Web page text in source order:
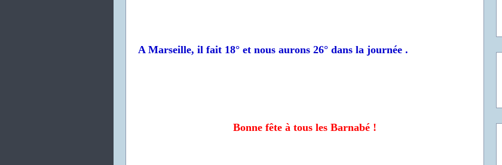
A Marseille, il fait 18° et nous aurons 26° dans la journée .
Bonne fête à tous les Barnabé !